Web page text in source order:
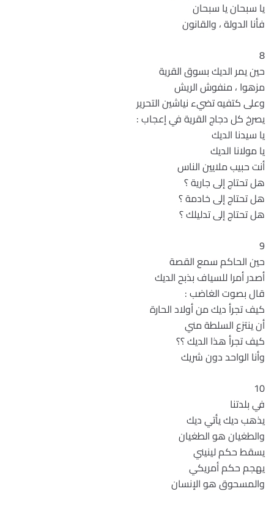
يا سبحان يا سبحان
فأنا الدولة ، والقانون
8
حين يمر الديك بسوق القرية
مزهوا ، منفوش الريش
وعلى كتفيه تضيء نياشين التحرير
يصرخ كل دجاج القرية في إعجاب :
يا سيدنا الديك
يا مولانا الديك
أنت حبيب ملايين الناس
هل تحتاج إلى جارية ؟
هل تحتاج إلى خادمة ؟
هل تحتاج إلى تدليلك ؟
9
حين الحاكم سمع القصة
أصدر أمرا للسياف بذبح الديك
قال بصوت الغاضب :
كيف تجرأ ديك من أولاد الحارة
أن ينتزع السلطة مني
كيف تجرأ هذا الديك ؟؟
وأنا الواحد دون شريك
10
في بلدتنا
يذهب ديك يأتي ديك
والطغيان هو الطغيان
يسقط حكم لينيني
يهجم حكم أمريكي
والمسحوق هو الإنسان